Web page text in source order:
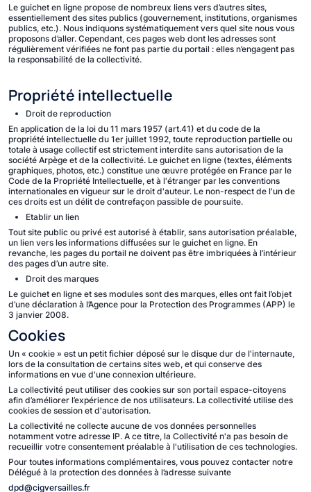
Le guichet en ligne propose de nombreux liens vers d’autres sites,
essentiellement des sites publics (gouvernement, institutions, organismes
publics, etc.). Nous indiquons systématiquement vers quel site nous vous
proposons d’aller. Cependant, ces pages web dont les adresses sont
régulièrement vérifiées ne font pas partie du portail : elles n’engagent pas
la responsabilité de la collectivité.
Propriété intellectuelle
Droit de reproduction
En application de la loi du 11 mars 1957 (art.41) et du code de la
propriété intellectuelle du 1er juillet 1992, toute reproduction partielle ou
totale à usage collectif est strictement interdite sans autorisation de la
société Arpège et de la collectivité. Le guichet en ligne (textes, éléments
graphiques, photos, etc.) constitue une œuvre protégée en France par le
Code de la Propriété Intellectuelle, et à l'étranger par les conventions
internationales en vigueur sur le droit d'auteur. Le non-respect de l'un de
ces droits est un délit de contrefaçon passible de poursuite.
Etablir un lien
Tout site public ou privé est autorisé à établir, sans autorisation préalable,
un lien vers les informations diffusées sur le guichet en ligne. En
revanche, les pages du portail ne doivent pas être imbriquées à l’intérieur
des pages d’un autre site.
Droit des marques
Le guichet en ligne et ses modules sont des marques, elles ont fait l’objet
d’une déclaration à l’Agence pour la Protection des Programmes (APP) le
3 janvier 2008.
Cookies
Un « cookie » est un petit fichier déposé sur le disque dur de l'internaute,
lors de la consultation de certains sites web, et qui conserve des
informations en vue d'une connexion ultérieure.
La collectivité peut utiliser des cookies sur son portail espace-citoyens
afin d’améliorer l’expérience de nos utilisateurs. La collectivité utilise des
cookies de session et d'autorisation.
La collectivité ne collecte aucune de vos données personnelles
notamment votre adresse IP. A ce titre, la Collectivité n'a pas besoin de
recueillir votre consentement préalable à l'utilisation de ces technologies.
Pour toutes informations complémentaires, vous pouvez contacter notre
Délégué à la protection des données à l’adresse suivante
dpd@cigversailles.fr